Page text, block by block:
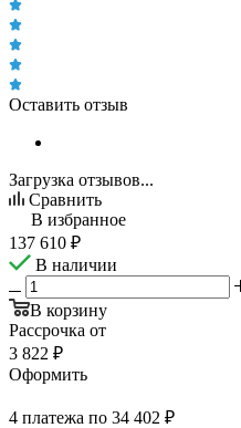
Оставить отзыв
Загрузка отзывов...
Сравнить
В избранное
137 610 ₽
В наличии
В корзину
Рассрочка от
3 822 ₽
Оформить
4 платежа по 34 402 ₽